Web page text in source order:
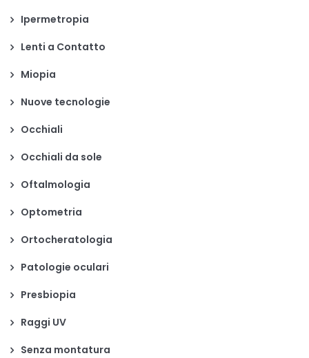
Ipermetropia
Lenti a Contatto
Miopia
Nuove tecnologie
Occhiali
Occhiali da sole
Oftalmologia
Optometria
Ortocheratologia
Patologie oculari
Presbiopia
Raggi UV
Senza montatura